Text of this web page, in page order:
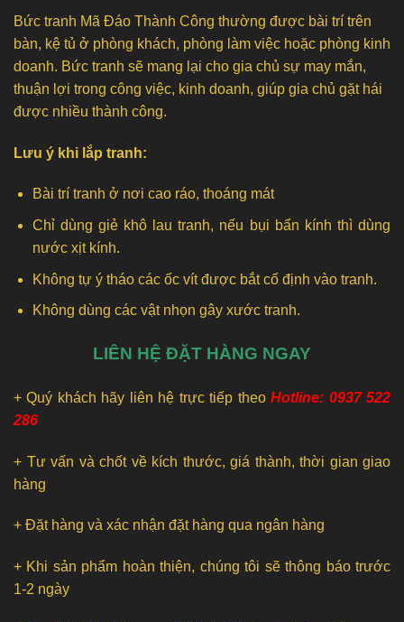
Bức tranh Mã Đáo Thành Công thường được bài trí trên
bàn, kệ tủ ở phòng khách, phòng làm việc hoặc phòng kinh
doanh. Bức tranh sẽ mang lại cho gia chủ sự may mắn,
thuận lợi trong công việc, kinh doanh, giúp gia chủ gặt hái
được nhiều thành công.
Lưu ý khi lắp tranh:
Bài trí tranh ở nơi cao ráo, thoáng mát
Chỉ dùng giẻ khô lau tranh, nếu bụi bẩn kính thì dùng
nước xịt kính.
Không tự ý tháo các ốc vít được bắt cố định vào tranh.
Không dùng các vật nhọn gây xước tranh.
LIÊN HỆ ĐẶT HÀNG NGAY
+ Quý khách hãy liên hệ trực tiếp theoHotline: 0937 522
286
+ Tư vấn và chốt về kích thước, giá thành, thời gian giao
hàng
+ Đặt hàng và xác nhận đặt hàng qua ngân hàng
+ Khi sản phẩm hoàn thiện, chúng tôi sẽ thông báo trước
1-2 ngày